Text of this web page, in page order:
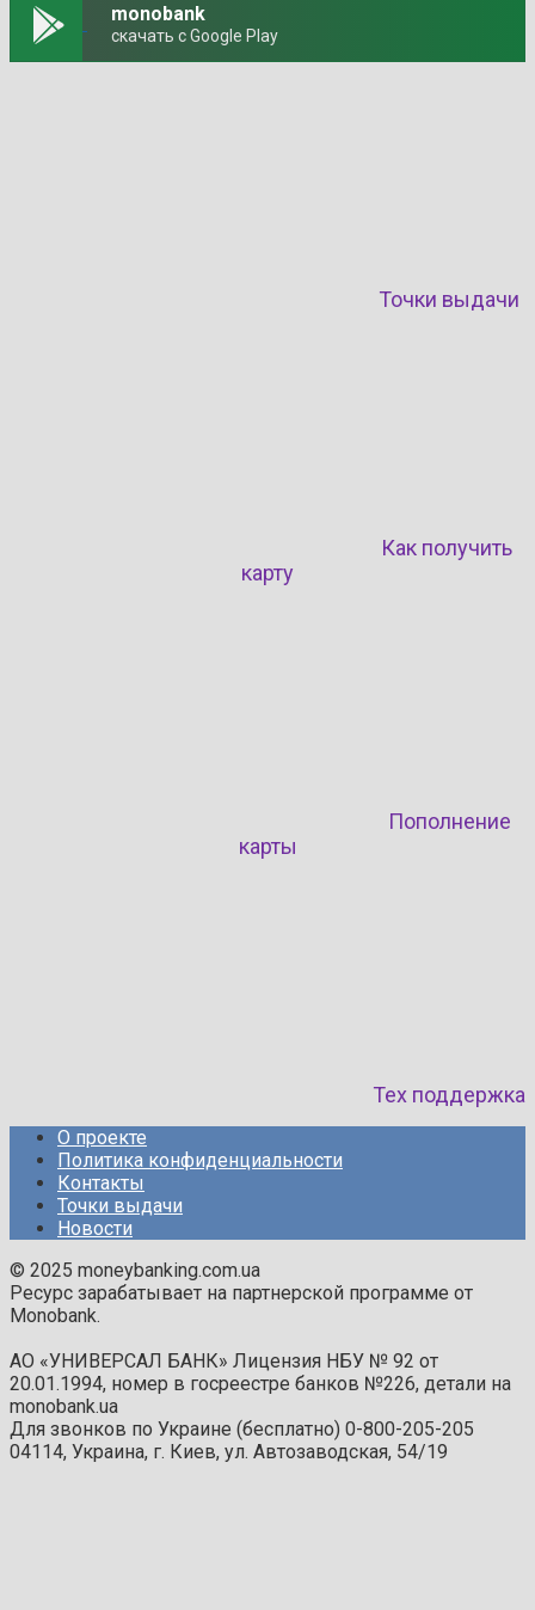
monobank
скачать с Google Play
Точки выдачи
Как получить
карту
Пополнение
карты
Тех поддержка
О проекте
Политика конфиденциальности
Контакты
Точки выдачи
Новости
© 2025 moneybanking.com.ua
Ресурс зарабатывает на партнерской программе от
Monobank.
АО «УНИВЕРСАЛ БАНК» Лицензия НБУ № 92 от
20.01.1994, номер в госреестре банков №226, детали на
monobank.ua
Для звонков по Украине (бесплатно) 0-800-205-205
04114, Украина, г. Киев, ул. Автозаводская, 54/19